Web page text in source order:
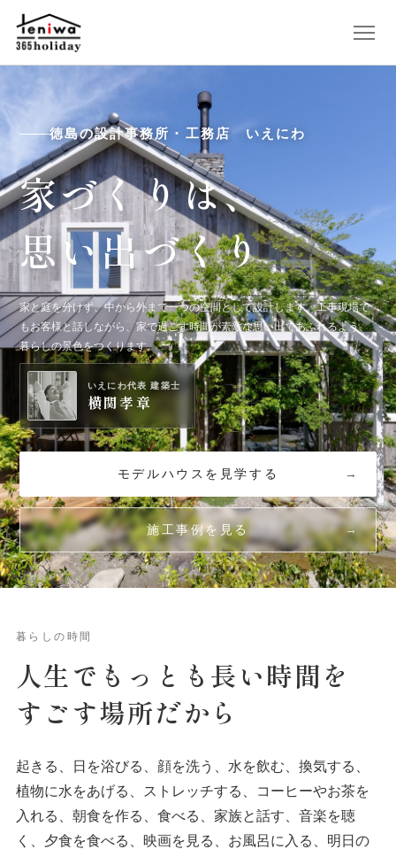
徳島の設計事務所・工務店 いえにわ
家づくりは、
思い出づくり
家と庭を分けず、中から外まで一つの空間として設計します。工事現場で
もお客様と話しながら、家で過ごす時間が素敵な思い出であふれるよう、
暮らしの景色をつくります。
いえにわ代表 建築士
横関孝章
モデルハウスを見学する
施工事例を見る
暮らしの時間
人生でもっとも 長い時間を
すごす場所だから
起きる、日を浴びる、顔を洗う、水を飲む、換気する、
植物に水をあげる、ストレッチする、コーヒーやお茶を
入れる、朝食を作る、食べる、家族と話す、音楽を聴
く、夕食を食べる、映画を見る、お風呂に入る、明日の